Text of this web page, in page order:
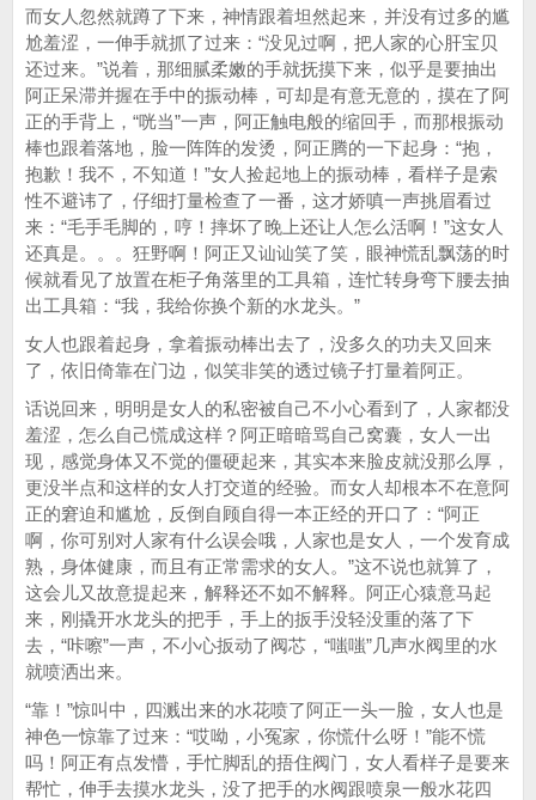
而女人忽然就蹲了下来，神情跟着坦然起来，并没有过多的尴
尬羞涩，一伸手就抓了过来：“没见过啊，把人家的心肝宝贝
还过来。”说着，那细腻柔嫩的手就抚摸下来，似乎是要抽出
阿正呆滞并握在手中的振动棒，可却是有意无意的，摸在了阿
正的手背上，“咣当”一声，阿正触电般的缩回手，而那根振动
棒也跟着落地，脸一阵阵的发烫，阿正腾的一下起身：“抱，
抱歉！我不，不知道！”女人捡起地上的振动棒，看样子是索
性不避讳了，仔细打量检查了一番，这才娇嗔一声挑眉看过
来：“毛手毛脚的，哼！摔坏了晚上还让人怎么活啊！”这女人
还真是。。。狂野啊！阿正又讪讪笑了笑，眼神慌乱飘荡的时
候就看见了放置在柜子角落里的工具箱，连忙转身弯下腰去抽
出工具箱：“我，我给你换个新的水龙头。”
女人也跟着起身，拿着振动棒出去了，没多久的功夫又回来
了，依旧倚靠在门边，似笑非笑的透过镜子打量着阿正。
话说回来，明明是女人的私密被自己不小心看到了，人家都没
羞涩，怎么自己慌成这样？阿正暗暗骂自己窝囊，女人一出
现，感觉身体又不觉的僵硬起来，其实本来脸皮就没那么厚，
更没半点和这样的女人打交道的经验。而女人却根本不在意阿
正的窘迫和尴尬，反倒自顾自得一本正经的开口了：“阿正
啊，你可别对人家有什么误会哦，人家也是女人，一个发育成
熟，身体健康，而且有正常需求的女人。”这不说也就算了，
这会儿又故意提起来，解释还不如不解释。阿正心猿意马起
来，刚撬开水龙头的把手，手上的扳手没轻没重的落了下
去，“咔嚓”一声，不小心扳动了阀芯，“嗤嗤”几声水阀里的水
就喷洒出来。
“靠！”惊叫中，四溅出来的水花喷了阿正一头一脸，女人也是
神色一惊靠了过来：“哎呦，小冤家，你慌什么呀！”能不慌
吗！阿正有点发懵，手忙脚乱的捂住阀门，女人看样子是要来
帮忙，伸手去摸水龙头，没了把手的水阀跟喷泉一般水花四